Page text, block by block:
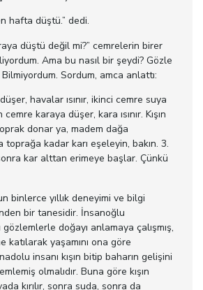
hafta düştü.” dedi.
düştü değil mi?” cemrelerin birer
Ama bu nasıl bir şeydi? Gözle
Sordum, amca anlattı:
havalar ısınır, ikinci cemre suya
cemre karaya düşer, kara ısınır. Kışın
donar ya, madem dağa
toprağa kadar karı eşeleyin, bakın. 3.
kar alttan erimeye başlar. Çünkü
binlerce yıllık deneyimi ve bilgi
bir tanesidir. İnsanoğlu
gözlemlerle doğayı anlamaya çalışmış,
katılarak yaşamını ona göre
insanı kışın bitip baharın gelişini
olmalıdır. Buna göre kışın
kırılır, sonra suda, sonra da